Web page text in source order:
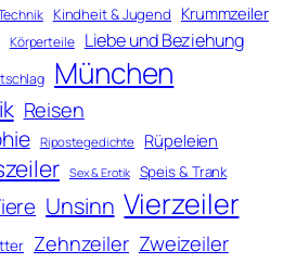
Kindheit & Jugend Krummzeiler
Körperteile Liebe und Beziehung
München
Reisen
Ripostegedichte Rüpeleien
Sex & Erotik Speis & Trank
Unsinn Vierzeiler
Zehnzeiler Zweizeiler